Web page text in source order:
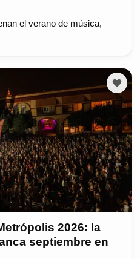
el verano de música,
2026: la
septiembre en